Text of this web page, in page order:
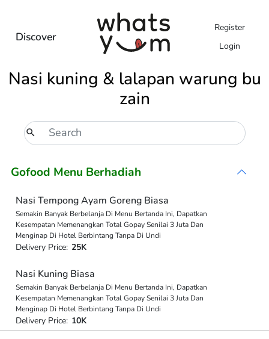
Discover
Register
Login
Nasi kuning & lalapan warung bu
zain
Gofood Menu Berhadiah
Nasi Tempong Ayam Goreng Biasa
Semakin Banyak Berbelanja Di Menu Bertanda Ini, Dapatkan
Kesempatan Memenangkan Total Gopay Senilai 3 Juta Dan
Menginap Di Hotel Berbintang Tanpa Di Undi
Delivery Price: 25K
Nasi Kuning Biasa
Semakin Banyak Berbelanja Di Menu Bertanda Ini, Dapatkan
Kesempatan Memenangkan Total Gopay Senilai 3 Juta Dan
Menginap Di Hotel Berbintang Tanpa Di Undi
Delivery Price: 10K